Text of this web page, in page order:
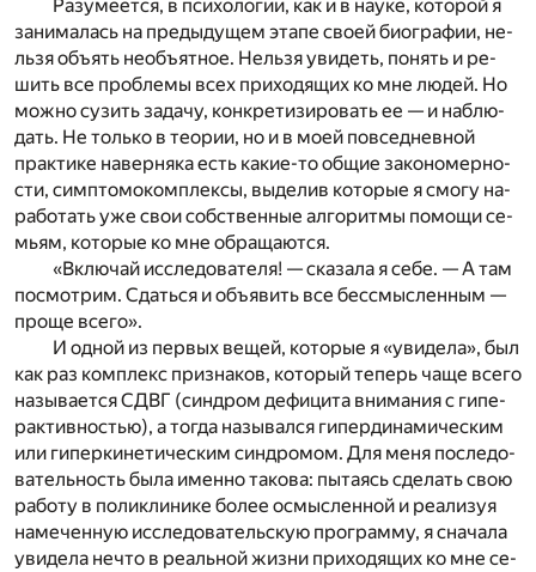
Ра­зу­ме­ет­ся, в пси­хо­ло­гии, как и в на­у­ке, ко­то­рой я
за­ни­ма­лась на пре­ды­ду­щем эта­пе сво­ей био­гра­фии, не­
льзя объ­ять не­объ­ят­ное. Не­льзя уви­деть, по­нять и ре­
шить все про­бле­мы всех при­хо­дя­щих ко мне лю­дей. Но
мож­но су­зить за­да­чу, кон­кре­ти­зи­ро­вать ее — и на­блю­
дать. Не толь­ко в те­о­рии, но и в моей по­все­днев­ной
прак­ти­ке на­вер­ня­ка есть ка­кие-то об­щие за­ко­но­мер­но­
сти, симп­то­мо­ком­плек­сы, вы­де­лив ко­то­рые я смо­гу на­
ра­бо­тать уже свои соб­ствен­ные ал­го­рит­мы по­мо­щи се­
мьям, ко­то­рые ко мне об­ра­ща­ют­ся.
«Вклю­чай ис­сле­до­ва­те­ля! — ска­за­ла я себе. — А там
по­смот­рим. Сдать­ся и объ­явить все бес­смыс­лен­ным —
про­ще все­го».
И од­ной из пер­вых ве­щей, ко­то­рые я «уви­де­ла», был
как раз ком­плекс при­зна­ков, ко­то­рый те­перь чаще все­го
на­зы­ва­ет­сяСДВГ (син­дром де­фи­ци­та вни­ма­ния с ги­пе­
рак­тив­но­стью), а то­гда на­зы­вал­ся ги­пер­ди­на­ми­че­ским
или ги­пер­ки­не­ти­че­ским син­дро­мом. Для меня по­сле­до­
ва­тель­ность была имен­но та­ко­ва: пы­та­ясь сде­лать свою
ра­бо­ту в по­ли­кли­ни­ке бо­лее осмыс­лен­ной и ре­а­ли­зуя
на­ме­чен­ную ис­сле­до­ва­тель­скую про­грам­му, я сна­ча­ла
уви­де­ла не­что в ре­аль­ной жиз­ни при­хо­дя­щих ко мне се­